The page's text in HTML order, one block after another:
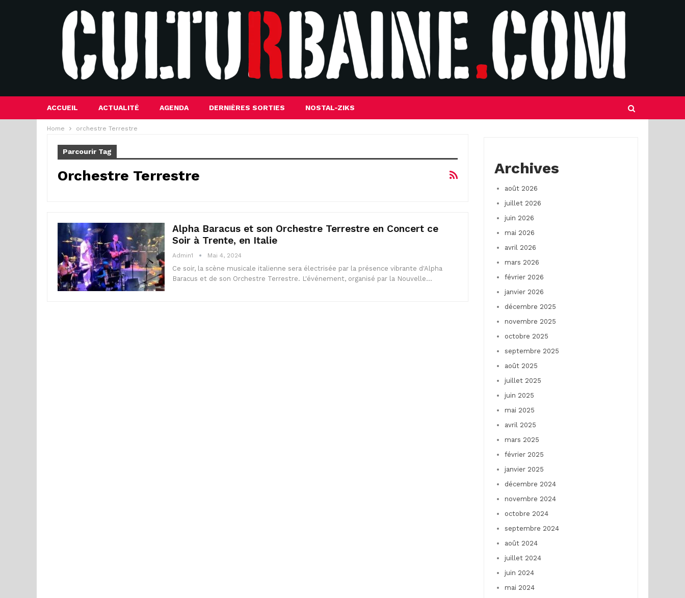
ACCUEIL ACTUALITÉ AGENDA DERNIÈRES SORTIES NOSTAL-ZIKS
Home orchestre Terrestre
Parcourir Tag
Orchestre Terrestre
Alpha Baracus et son Orchestre Terrestre en Concert ce
Soir à Trente, en Italie
Admin1 Mai 4, 2024
Ce soir, la scène musicale italienne sera électrisée par la présence vibrante d'Alpha
Baracus et de son Orchestre Terrestre. L'événement, organisé par la Nouvelle…
Archives
août 2026
juillet 2026
juin 2026
mai 2026
avril 2026
mars 2026
février 2026
janvier 2026
décembre 2025
novembre 2025
octobre 2025
septembre 2025
août 2025
juillet 2025
juin 2025
mai 2025
avril 2025
mars 2025
février 2025
janvier 2025
décembre 2024
novembre 2024
octobre 2024
septembre 2024
août 2024
juillet 2024
juin 2024
mai 2024